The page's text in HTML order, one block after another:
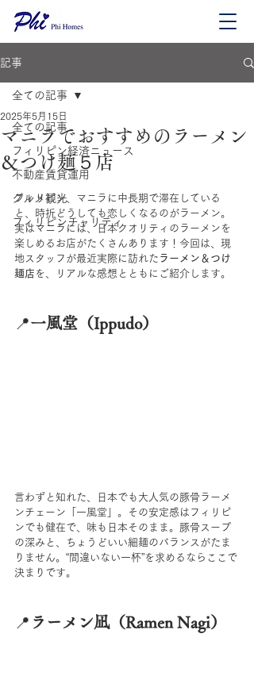
記事
全ての記事
フィリピン経済ニュース
不動産賃貸運用
グルメ観光
フィリピンチャリティ
全ての記事
マニラでおすすめのラーメン
＆つけ麺５店
2025年5月15日
フィリピン、マニラに中長期で滞在している
と、時折どうしても恋しくなるのがラーメン。
実はマニラには、日本クオリティのラーメンを
楽しめるお店がたくさんあります！今回は、現
地スタッフが最近実際に訪れた ラーメン＆つけ
麺店 を、リアルな感想とともにご紹介します。
📍一風堂（Ippudo）
言わずと知れた、日本でも大人気の豚骨ラーメ
ンチェーン「一風堂」。その安定感はフィリピ
ンでも健在で、味も日本そのまま。豚骨スープ
の深みと、ちょうどいい細麺のバランスがたま
りません。“間違いない一杯”を求めるならここで
決まりです。
📍 ラーメン凪（Ramen Nagi）